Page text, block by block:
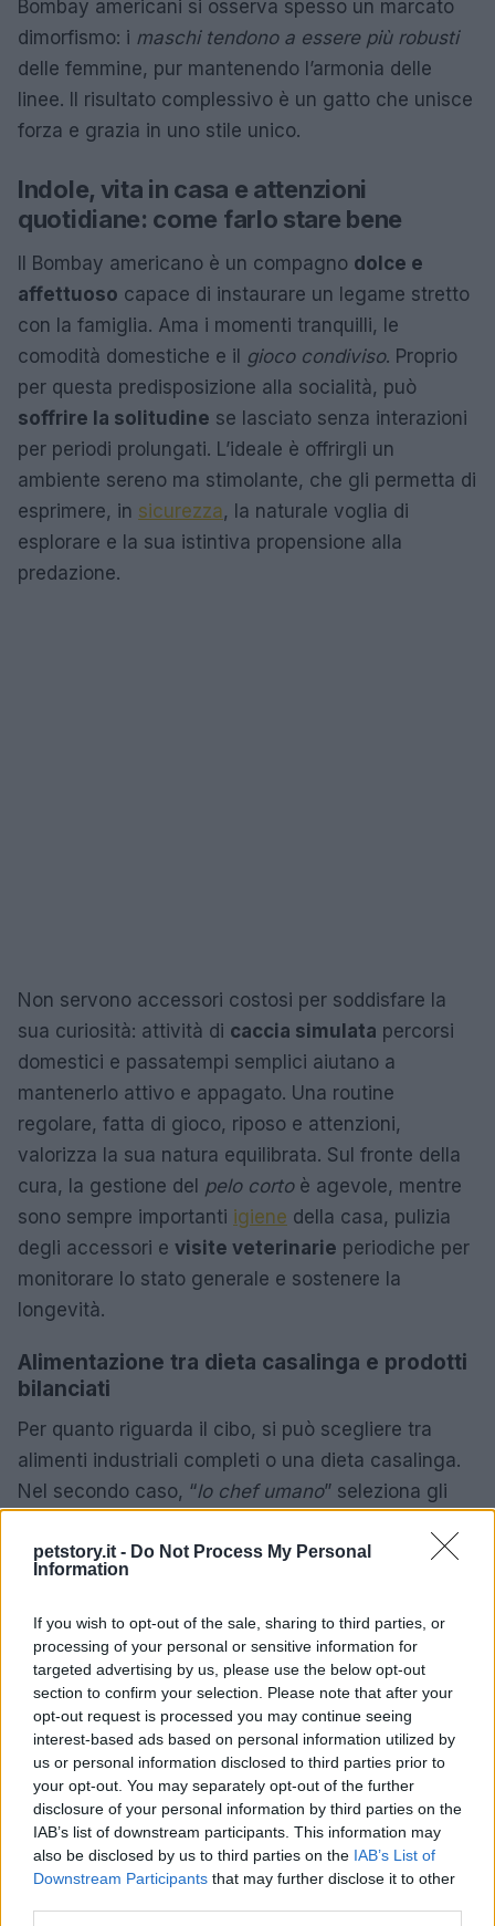
petstory.it - Do Not Process My Personal
Information
If you wish to opt-out of the sale, sharing to third parties, or
processing of your personal or sensitive information for
targeted advertising by us, please use the below opt-out
section to confirm your selection. Please note that after your
opt-out request is processed you may continue seeing
interest-based ads based on personal information utilized by
us or personal information disclosed to third parties prior to
your opt-out. You may separately opt-out of the further
disclosure of your personal information by third parties on the
IAB’s list of downstream participants. This information may
also be disclosed by us to third parties on the IAB’s List of
Downstream Participants that may further disclose it to other
Bombay americani si osserva spesso un marcato
dimorfismo: i maschi tendono a essere più robusti
delle femmine, pur mantenendo l’armonia delle
linee. Il risultato complessivo è un gatto che unisce
forza e grazia in uno stile unico.
Indole, vita in casa e attenzioni
quotidiane: come farlo stare bene
Il Bombay americano è un compagno dolce e
affettuoso capace di instaurare un legame stretto
con la famiglia. Ama i momenti tranquilli, le
comodità domestiche e il gioco condiviso. Proprio
per questa predisposizione alla socialità, può
soffrire la solitudine se lasciato senza interazioni
per periodi prolungati. L’ideale è offrirgli un
ambiente sereno ma stimolante, che gli permetta di
esprimere, in sicurezza, la naturale voglia di
esplorare e la sua istintiva propensione alla
predazione.
Non servono accessori costosi per soddisfare la
sua curiosità: attività di caccia simulata percorsi
domestici e passatempi semplici aiutano a
mantenerlo attivo e appagato. Una routine
regolare, fatta di gioco, riposo e attenzioni,
valorizza la sua natura equilibrata. Sul fronte della
cura, la gestione del pelo cortoè agevole, mentre
sono sempre importanti igiene della casa, pulizia
degli accessori e visite veterinarie periodiche per
monitorare lo stato generale e sostenere la
longevità.
Alimentazione tra dieta casalinga e prodotti
bilanciati
Per quanto riguarda il cibo, si può scegliere tra
alimenti industriali completi o una dieta casalinga.
Nel secondo caso, “lo chef umano” seleziona gli
base ricca diproteinedi origine animale, con
fibra. Il vantaggio è conoscere esattamente cosa
finisce nella ciotola; il rovescio della medaglia è il
rischio di sbilanciare la razione, con carenze o
eccessi rispetto ai fabbisogni del gatto.
Gli alimenti industriali formulati per gatti offrono un
profilo nutrizionale bilanciatoe costante,
semplificando la gestione della dieta quotidiana.
Qualunque sia la scelta, contano la qualità delle
materie prime, la corretta quantità di porzioni e la
regolarità dei pasti. Un piano nutrizionale curato,